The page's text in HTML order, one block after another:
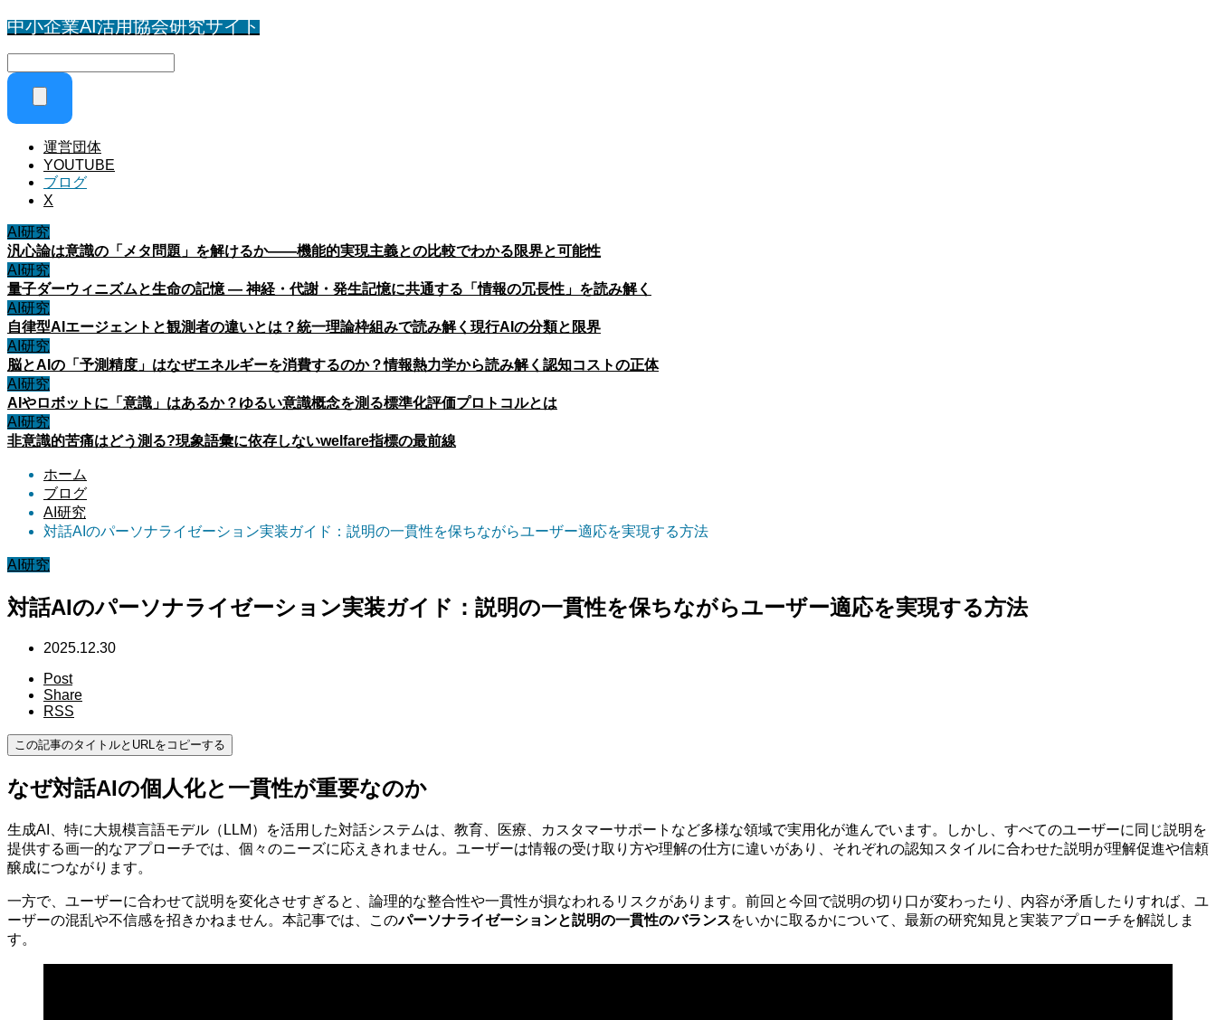
中小企業AI活用協会研究サイト
運営団体
YOUTUBE
ブログ
X
AI研究
汎心論は意識の「メタ問題」を解けるか——機能的実現主義との比較でわかる限界と可能性
AI研究
量子ダーウィニズムと生命の記憶 ― 神経・代謝・発生記憶に共通する「情報の冗長性」を読み解く
AI研究
自律型AIエージェントと観測者の違いとは？統一理論枠組みで読み解く現行AIの分類と限界
AI研究
脳とAIの「予測精度」はなぜエネルギーを消費するのか？情報熱力学から読み解く認知コストの正体
AI研究
AIやロボットに「意識」はあるか？ゆるい意識概念を測る標準化評価プロトコルとは
AI研究
非意識的苦痛はどう測る?現象語彙に依存しないwelfare指標の最前線
ホーム
ブログ
AI研究
対話AIのパーソナライゼーション実装ガイド：説明の一貫性を保ちながらユーザー適応を実現する方法
AI研究
対話AIのパーソナライゼーション実装ガイド：説明の一貫性を保ちながらユーザー適応を実現する方法
2025.12.30
Post
Share
RSS
この記事のタイトルとURLをコピーする
なぜ対話AIの個人化と一貫性が重要なのか
生成AI、特に大規模言語モデル（LLM）を活用した対話システムは、教育、医療、カスタマーサポートなど多様な領域で実用化が進んでいます。しかし、すべてのユーザーに同じ説明を
提供する画一的なアプローチでは、個々のニーズに応えきれません。ユーザーは情報の受け取り方や理解の仕方に違いがあり、それぞれの認知スタイルに合わせた説明が理解促進や信頼
醸成につながります。
一方で、ユーザーに合わせて説明を変化させすぎると、論理的な整合性や一貫性が損なわれるリスクがあります。前回と今回で説明の切り口が変わったり、内容が矛盾したりすれば、ユ
ーザーの混乱や不信感を招きかねません。本記事では、このパーソナライゼーションと説明の一貫性のバランスをいかに取るかについて、最新の研究知見と実装アプローチを解説しま
す。